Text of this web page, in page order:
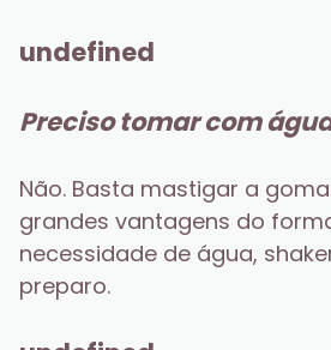
undefined
Preciso tomar com
Não. Basta mastigar a
grandes vantagens do
necessidade de água,
preparo.